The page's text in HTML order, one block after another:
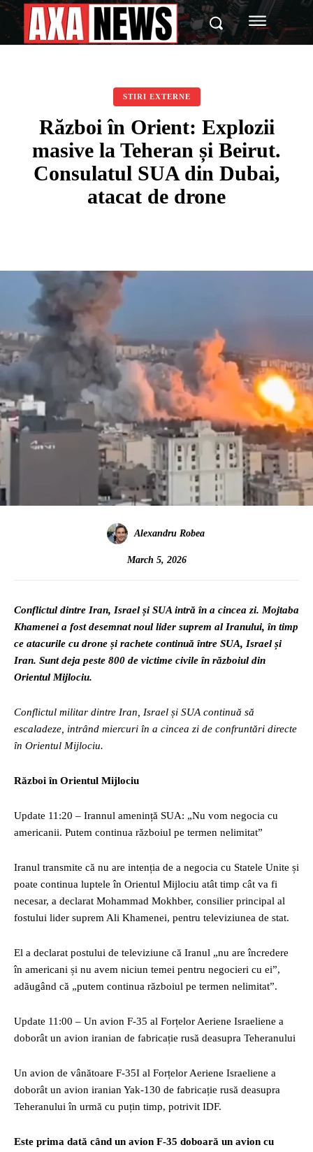
STIRI EXTERNE
Război în Orient: Explozii
masive la Teheran și Beirut.
Consulatul SUA din Dubai,
atacat de drone
Alexandru Robea
March 5, 2026
Conflictul dintre Iran, Israel și SUA intră în a cincea zi. Mojtaba
Khamenei a fost desemnat noul lider suprem al Iranului, în timp
ce atacurile cu drone și rachete continuă între SUA, Israel și
Iran. Sunt deja peste 800 de victime civile în războiul din
Orientul Mijlociu.
Conflictul militar dintre Iran, Israel și SUA continuă să
escaladeze, intrând miercuri în a cincea zi de confruntări directe
în Orientul Mijlociu.
Război în Orientul Mijlociu
Update 11:20 – Irannul amenință SUA: „Nu vom negocia cu
americanii. Putem continua războiul pe termen nelimitat”
Iranul transmite că nu are intenția de a negocia cu Statele Unite și
poate continua luptele în Orientul Mijlociu atât timp cât va fi
necesar, a declarat Mohammad Mokhber, consilier principal al
fostului lider suprem Ali Khamenei, pentru televiziunea de stat.
El a declarat postului de televiziune că Iranul „nu are încredere
în americani și nu avem niciun temei pentru negocieri cu ei”,
adăugând că „putem continua războiul pe termen nelimitat”.
Update 11:00 – Un avion F-35 al Forțelor Aeriene Israeliene a
doborât un avion iranian de fabricație rusă deasupra Teheranului
Un avion de vânătoare F-35I al Forțelor Aeriene Israeliene a
doborât un avion iranian Yak-130 de fabricație rusă deasupra
Teheranului în urmă cu puțin timp, potrivit IDF.
Este prima dată când un avion F-35 doboară un avion cu